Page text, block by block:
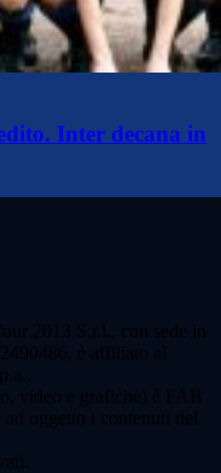
Inter decana in
2013 S.r.l., con sede in
è affiliato al
video e grafiche) è FAB
oggetto i contenuti del